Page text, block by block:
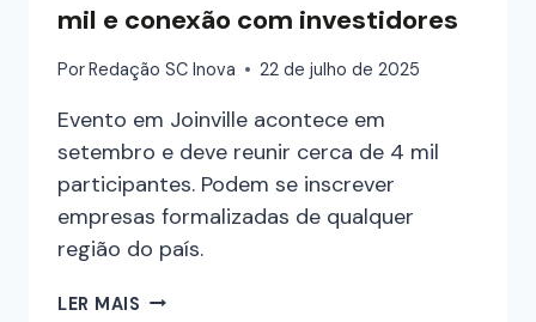
mil e conexão com investidores
PorRedação SC Inova 22 de julho de 2025
Evento em Joinville acontece em
setembro e deve reunir cerca de 4 mil
participantes. Podem se inscrever
empresas formalizadas de qualquer
região do país.
LER MAIS